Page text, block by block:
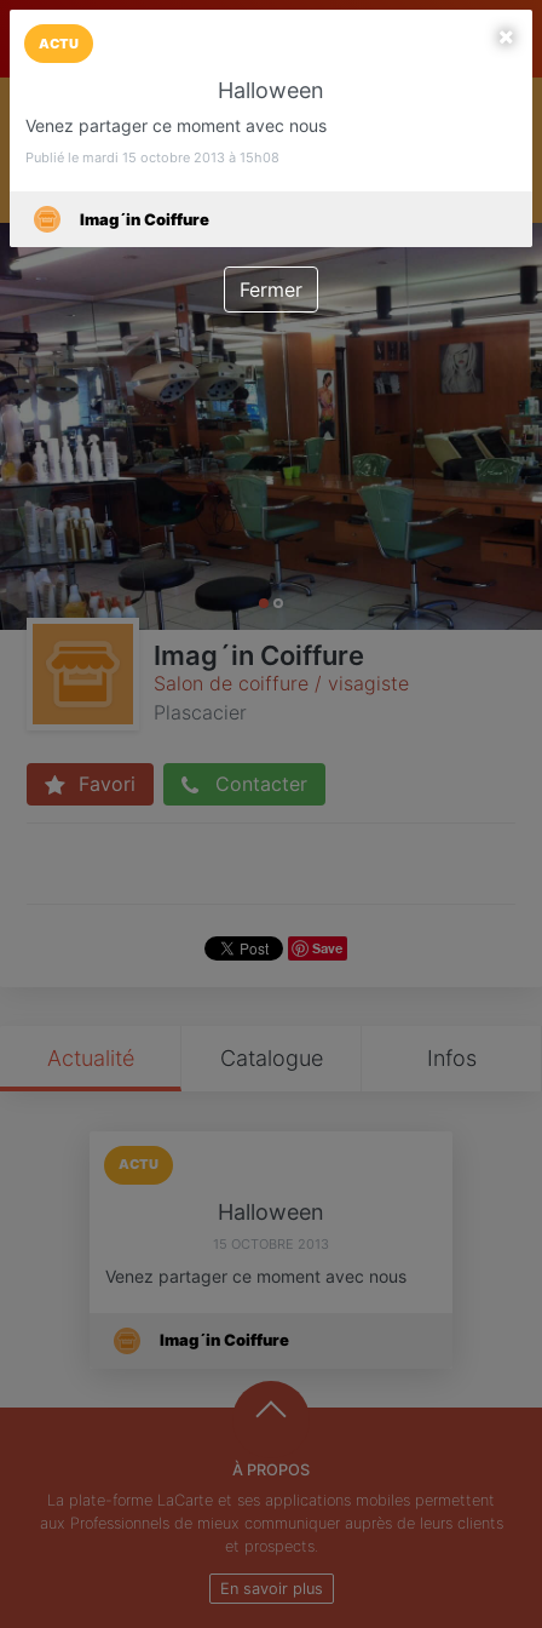
LaCarte Play Store
Installez l'App LaCarte
Téléchargez gratuitement l'app LaCarte pour suivre vos
commerces favoris et ne rien rater !
Imag´in Coiffure
Salon de coiffure / visagiste
Plascacier
Favori Contacter
Save
Actualité Catalogue Infos
ACTU
Halloween
15 OCTOBRE 2013
Venez partager ce moment avec nous
Imag´in Coiffure
À PROPOS
La plate-forme LaCarte et ses applications mobiles permettent
aux Professionnels de mieux communiquer auprès de leurs clients
et prospects.
En savoir plus
ACTU
Halloween
Venez partager ce moment avec nous
Publié le mardi 15 octobre 2013 à 15h08
Imag´in Coiffure
Fermer